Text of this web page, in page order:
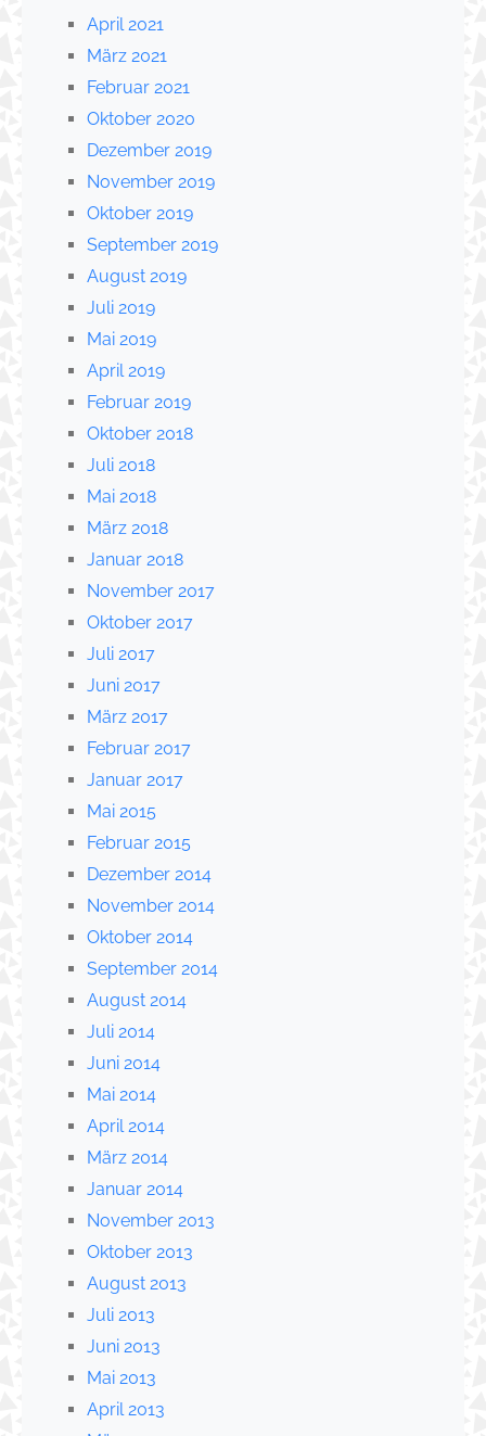
April 2021
März 2021
Februar 2021
Oktober 2020
Dezember 2019
November 2019
Oktober 2019
September 2019
August 2019
Juli 2019
Mai 2019
April 2019
Februar 2019
Oktober 2018
Juli 2018
Mai 2018
März 2018
Januar 2018
November 2017
Oktober 2017
Juli 2017
Juni 2017
März 2017
Februar 2017
Januar 2017
Mai 2015
Februar 2015
Dezember 2014
November 2014
Oktober 2014
September 2014
August 2014
Juli 2014
Juni 2014
Mai 2014
April 2014
März 2014
Januar 2014
November 2013
Oktober 2013
August 2013
Juli 2013
Juni 2013
Mai 2013
April 2013